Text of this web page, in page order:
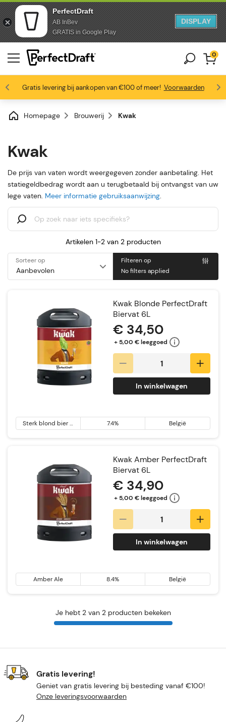
PerfectDraft
AB InBev
GRATIS in Google Play
DISPLAY
Doorgaan naar artikel
Ga naar voettekst
Gratis levering bij aankopen van €100 of meer! Voorwaarden
Profiteer van -10% vanaf 3 vaten
Bierliefhebbers zijn dol op ons 4.6/5
0
Homepage Brouwerij Kwak
Kwak
De prijs van vaten wordt weergegeven zonder aanbetaling. Het
statiegeldbedrag wordt aan u terugbetaald bij ontvangst van uw
lege vaten. Meer informatie gebruiksaanwijzing.
Artikelen 1-2 van 2producten
Sorteer op
Filteren op
No filters applied
Kwak Blonde PerfectDraft
Biervat 6L
€ 34,50
+ 5,00 € leeggoed
In winkelwagen
Sterk blond bier &
Tripel
7.4% België
Kwak Amber PerfectDraft
Biervat 6L
€ 34,90
+ 5,00 € leeggoed
In winkelwagen
Amber Ale 8.4% België
Je hebt 2 van 2 producten bekeken
Gratis levering!
Geniet van gratis levering bij besteding vanaf €100!
Onze leveringsvoorwaarden